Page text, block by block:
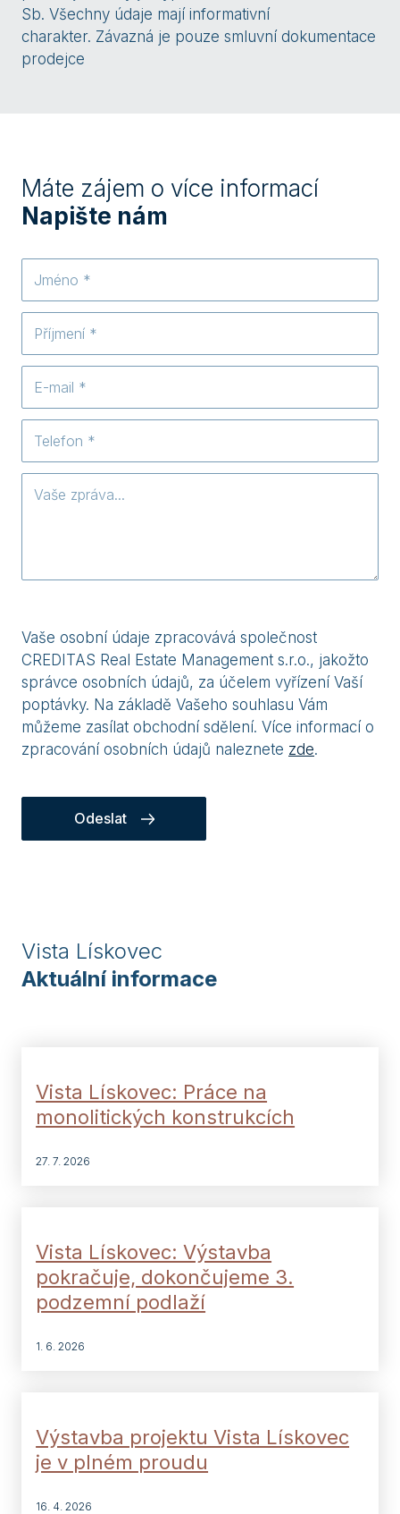
Sb. Všechny údaje mají informativní
charakter. Závazná je pouze smluvní dokumentace
prodejce
Máte zájem o více informací
Napište nám
Vaše osobní údaje zpracovává společnost
CREDITAS Real Estate Management s.r.o., jakožto
správce osobních údajů, za účelem vyřízení Vaší
poptávky. Na základě Vašeho souhlasu Vám
můžeme zasílat obchodní sdělení. Více informací o
zpracování osobních údajů naleznete zde.
Odeslat
Vista Lískovec
Aktuální informace
Vista Lískovec: Práce na
monolitických konstrukcích
27. 7. 2026
Vista Lískovec: Výstavba
pokračuje, dokončujeme 3.
podzemní podlaží
1. 6. 2026
Výstavba projektu Vista Lískovec
je v plném proudu
16. 4. 2026